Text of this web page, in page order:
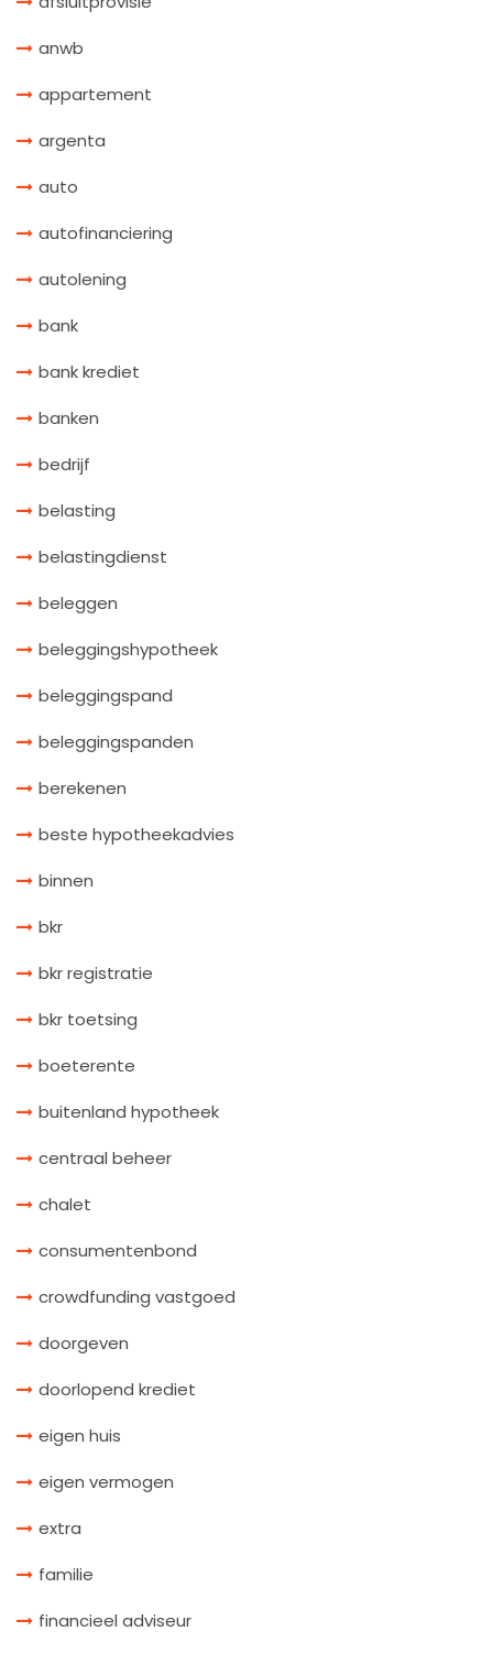
anwb
appartement
argenta
auto
autofinanciering
autolening
bank
bank krediet
banken
bedrijf
belasting
belastingdienst
beleggen
beleggingshypotheek
beleggingspand
beleggingspanden
berekenen
beste hypotheekadvies
binnen
bkr
bkr registratie
bkr toetsing
boeterente
buitenland hypotheek
centraal beheer
chalet
consumentenbond
crowdfunding vastgoed
doorgeven
doorlopend krediet
eigen huis
eigen vermogen
extra
familie
financieel adviseur